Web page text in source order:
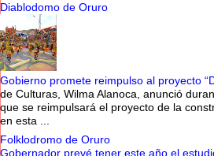
Diablodomo de Oruro
Gobierno promete reimpulso al proyecto
de Culturas, Wilma Alanoca, anunció
que se reimpulsará el proyecto de la
en esta ...
Folklodromo de Oruro
Gobernador prevé tener este año el